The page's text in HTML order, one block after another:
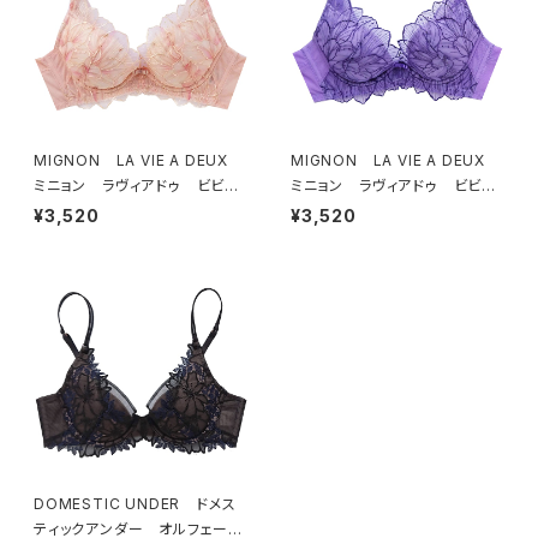
MIGNON LA VIE A DEUX
ミニョン ラヴィアドゥ ビビア
ーナ ブラジャー（ピーチ）M20
¥3,520
MIGNON LA VIE A DEUX
ミニョン ラヴィアドゥ ビビア
ーナ ブラジャー（ヴィオレッタ）
¥3,520
DOMESTIC UNDER ドメス
ティックアンダー オルフェーヴ